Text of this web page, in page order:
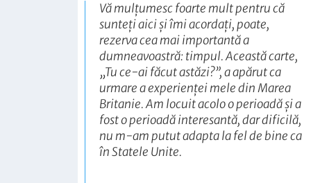
Vă mulțumesc foarte mult pentru că
sunteți aici și îmi acordați, poate,
rezerva cea mai importantă a
dumneavoastră: timpul. Această carte,
„Tu ce-ai făcut astăzi?”, a apărut ca
urmare a experienței mele din Marea
Britanie. Am locuit acolo o perioadă și a
fost o perioadă interesantă, dar dificilă,
nu m-am putut adapta la fel de bine ca
în Statele Unite.